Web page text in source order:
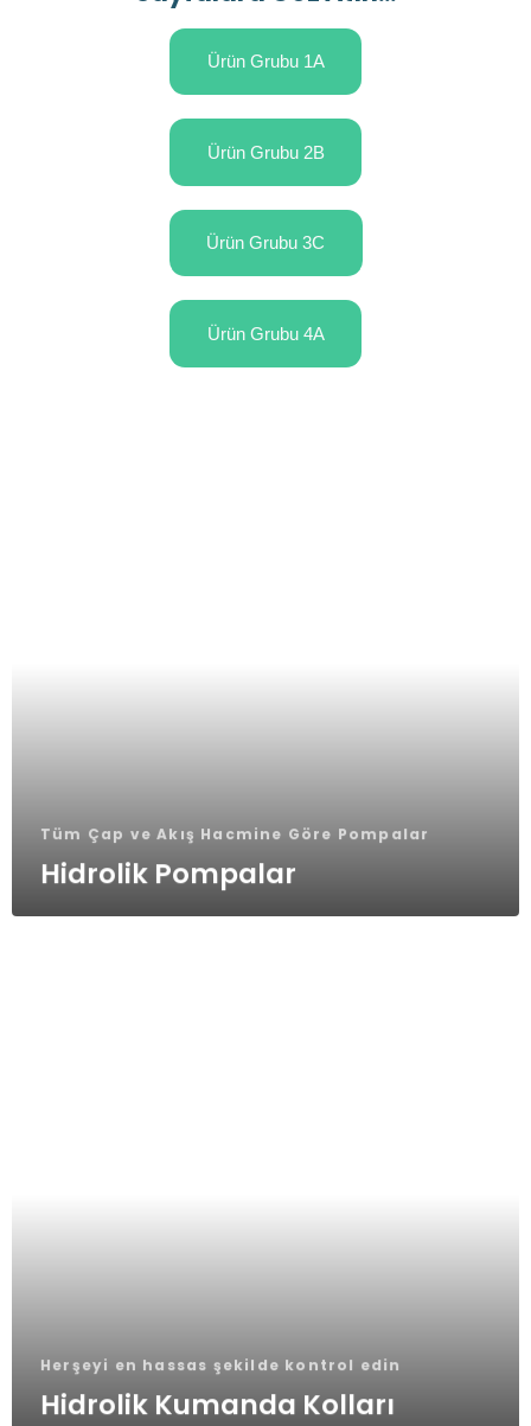
Ürün Grubu 1A
Ürün Grubu 2B
Ürün Grubu 3C
Ürün Grubu 4A
Tüm Çap ve Akış Hacmine Göre Pompalar
Hidrolik Pompalar
Herşeyi en hassas şekilde kontrol edin
Hidrolik Kumanda Kolları